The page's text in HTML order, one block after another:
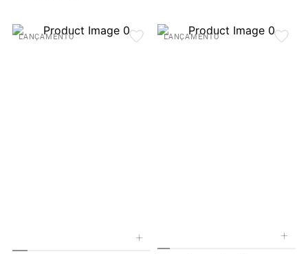
LANÇAMENTO
+
LANÇAMENTO
+